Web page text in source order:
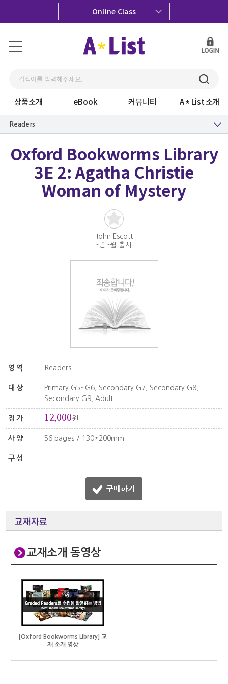
Online Class
상품소개 eBook 커뮤니티 A List 소개
Readers
Oxford Bookworms Library
3E 2: Agatha Christie
Woman of Mystery
John Escott
-년 -월 출시
영역 Readers
대상
Primary G5~G6, Secondary G7, Secondary G8,
Secondary G9, Adult
정가 12,000원
사양 56 pages / 130*200mm
구성 -
교재자료
교재소개 동영상
[Oxford Bookworms Library] 교
재 소개 영상